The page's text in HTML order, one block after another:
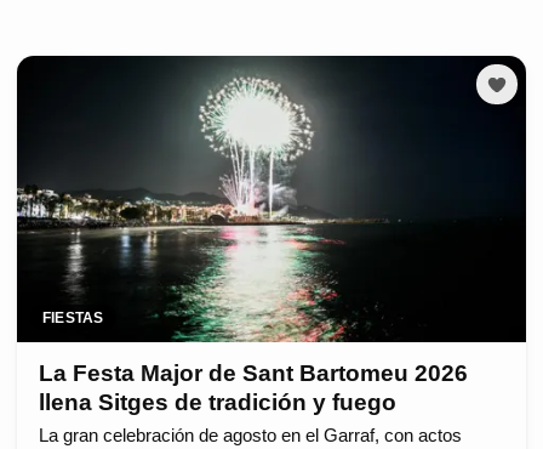
FIESTAS
La Festa Major de Sant Bartomeu 2026
llena Sitges de tradición y fuego
La gran celebración de agosto en el Garraf, con actos